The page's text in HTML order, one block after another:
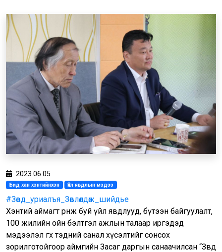
2023.06.05
Бид хан хэнтийнхэн Үйл явдлын мэдээ
#Зөвд_уриалъя_Зөвлөлдөж_шийдье
Хэнтий аймагт өрнөж буй үйл явдлууд, бүтээн байгуулалт,
100 жилийн ойн бэлтгэл ажлын талаар иргэдэд
мэдээлэл өгөх тэдний санал хүсэлтийг сонсох
зорилготойгоор аймгийн Засаг даргын санаачилсан “Зөвд